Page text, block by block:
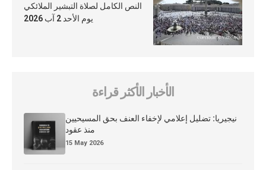
النص الكامل لصلاة التبشير الملائكي
يوم الأحد 2 آب 2026
الأخبار الأكثر قراءة
نيجيريا: تضليل إعلامي لإخفاء العنف بحق المسيحيين
منذ عقود
15 May 2026